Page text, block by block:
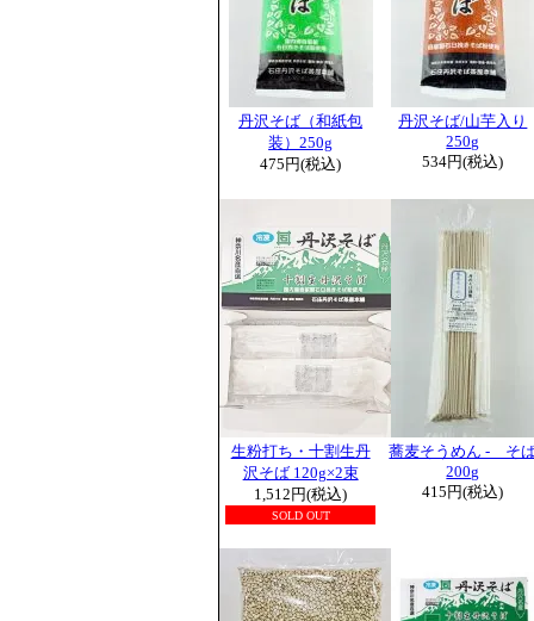
丹沢そば（和紙包
装）250g
475円(税込)
丹沢そば/山芋入り
250g
534円(税込)
生粉打ち・十割生丹
沢そば 120g×2束
1,512円(税込)
SOLD OUT
蕎麦そうめん - そ
200g
415円(税込)